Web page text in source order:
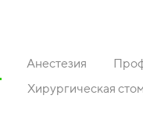
Анестезия
Хирургическая